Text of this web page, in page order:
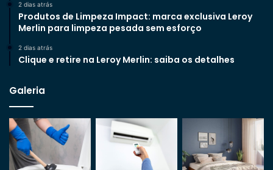
2 dias atrás
Produtos de Limpeza Impact: marca exclusiva Leroy
Merlin para limpeza pesada sem esforço
2 dias atrás
Clique e retire na Leroy Merlin: saiba os detalhes
Galeria